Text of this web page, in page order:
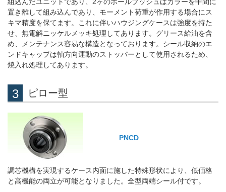
置き離して組み込んであり、モーメント荷重が作用する場合にス
キマ精度を保てます。これに伴いハウジングケースは強度を持た
せ、無電解ニッケルメッキ処理してあります。グリース給油を含
め、メンテナンス容易な構造となっております。シール収納のエ
ンドキャップは軸方向運動のストッパーとして使用されるため、
焼入れ処理してあります。
ピロー型
PNCD
調芯機構を実現するケース内面に施した特殊形状により、低価格
と高機能の両立が可能となりました。全型両端シール付です。